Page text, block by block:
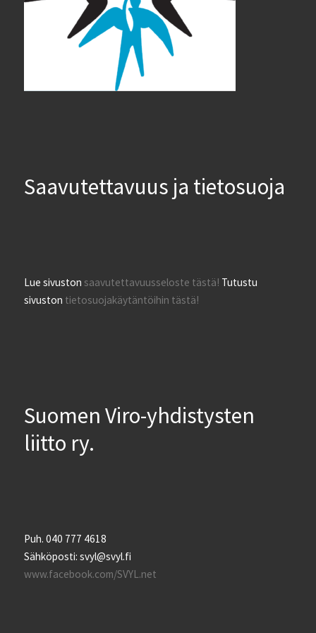
Saavutettavuus ja tietosuoja
Lue sivustonsaavutettavuusseloste tästä! Tutustu
sivuston tietosuojakäytäntöihin tästä!
Suomen Viro-yhdistysten
liitto ry.
Puh. 040 777 4618
Sähköposti: svyl@svyl.fi
www.facebook.com/SVYL.net